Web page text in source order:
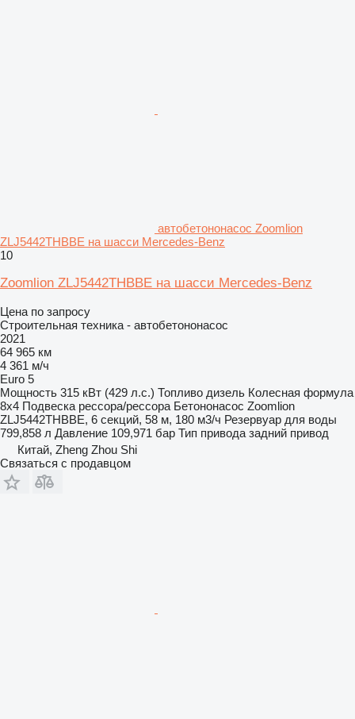
автобетононасос Zoomlion
ZLJ5442THBBE на шасси Mercedes-Benz
10
Zoomlion ZLJ5442THBBE на шасси Mercedes-Benz
Цена по запросу
Строительная техника - автобетононасос
2021
64 965 км
4 361 м/ч
Euro 5
Мощность 315 кВт (429 л.с.) Топливо дизель Колесная формула
8x4 Подвеска рессора/рессора Бетононасос Zoomlion
ZLJ5442THBBE, 6 секций, 58 м, 180 м3/ч Резервуар для воды
799,858 л Давление 109,971 бар Тип привода задний привод
Китай, Zheng Zhou Shi
Связаться с продавцом